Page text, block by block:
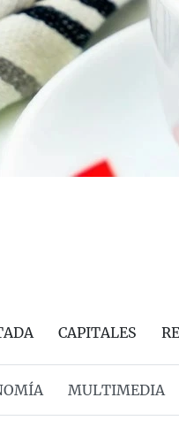
CAPITALES
MULTIMEDIA